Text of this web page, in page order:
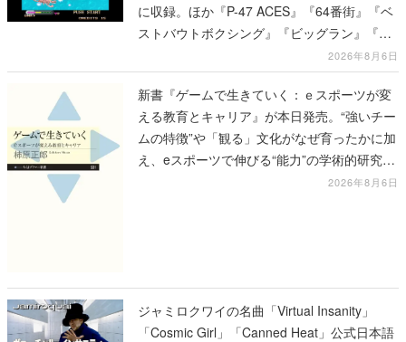
に収録。ほか『P-47 ACES』『64番街』『ベ
ストバウトボクシング』『ビッグラン』『サ
イキック5』『ピンボ』など、新たに12タイ
トルの収録が発表
2026年8月6日
新書『ゲームで生きていく：ｅスポーツが変
える教育とキャリア』が本日発売。“強いチー
ムの特徴”や「観る」文化がなぜ育ったかに加
え、eスポーツで伸びる“能力”の学術的研究も
2026年8月6日
ジャミロクワイの名曲「Virtual Insanity」
「Cosmic Girl」「Canned Heat」公式日本語